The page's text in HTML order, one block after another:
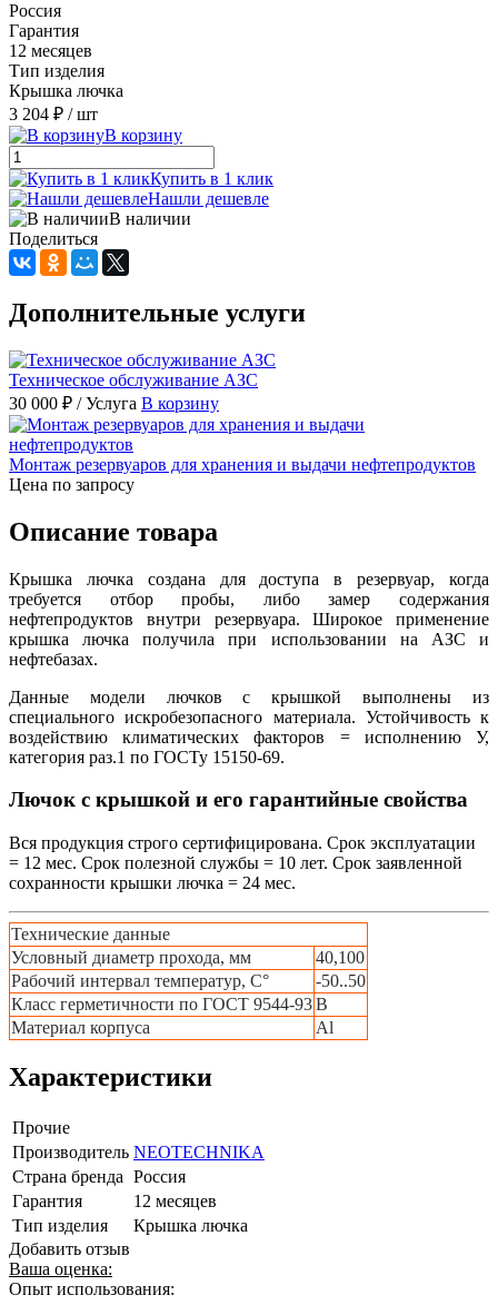
Россия
Гарантия
12 месяцев
Тип изделия
Крышка лючка
3 204 ₽ / шт
В корзину
Купить в 1 клик
Нашли дешевле
В наличии
Поделиться
Дополнительные услуги
Техническое обслуживание АЗС
30 000 ₽ / Услуга В корзину
Монтаж резервуаров для хранения и выдачи нефтепродуктов
Цена по запросу
Описание товара
Крышка лючка создана для доступа в резервуар, когда
требуется отбор пробы, либо замер содержания
нефтепродуктов внутри резервуара. Широкое применение
крышка лючка получила при использовании на АЗС и
нефтебазах.
Данные модели лючков с крышкой выполнены из
специального искробезопасного материала. Устойчивость к
воздействию климатических факторов = исполнению У,
категория раз.1 по ГОСТу 15150-69.
Лючок с крышкой и его гарантийные свойства
Вся продукция строго сертифицирована. Срок эксплуатации
= 12 мес. Срок полезной службы = 10 лет. Срок заявленной
сохранности крышки лючка = 24 мес.
Технические данные
Условный диаметр прохода, мм
40,100
Рабочий интервал температур, С°
-50..50
Класс герметичности по ГОСТ 9544-93B
Материал корпуса
Al
Характеристики
Прочие
Производитель NEOTECHNIKA
Страна бренда Россия
Гарантия
12 месяцев
Тип изделия
Крышка лючка
Добавить отзыв
Ваша оценка:
Опыт использования: